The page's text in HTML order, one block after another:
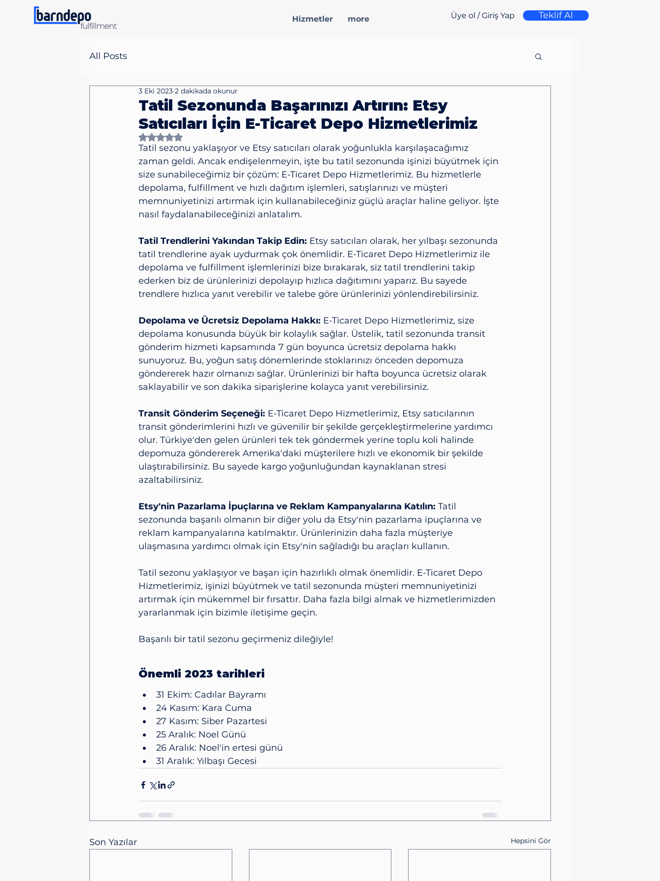
Hizmetler more Üye ol / Giriş Yap Teklif Al
All Posts
Tatil Sezonunda Başarınızı Artırın: Etsy
Satıcıları İçin E-Ticaret Depo Hizmetlerimiz
3 Eki 2023 2 dakikada okunur
5 üzerinden NaN yıldız
Tatil sezonu yaklaşıyor ve Etsy satıcıları olarak yoğunlukla karşılaşacağımız
zaman geldi. Ancak endişelenmeyin, işte bu tatil sezonunda işinizi büyütmek için
size sunabileceğimiz bir çözüm: E-Ticaret Depo Hizmetlerimiz. Bu hizmetlerle
depolama, fulfillment ve hızlı dağıtım işlemleri, satışlarınızı ve müşteri
memnuniyetinizi artırmak için kullanabileceğiniz güçlü araçlar haline geliyor. İşte
nasıl faydalanabileceğinizi anlatalım.
Tatil Trendlerini Yakından Takip Edin: Etsy satıcıları olarak, her yılbaşı sezonunda
tatil trendlerine ayak uydurmak çok önemlidir. E-Ticaret Depo Hizmetlerimiz ile
depolama ve fulfillment işlemlerinizi bize bırakarak, siz tatil trendlerini takip
ederken biz de ürünlerinizi depolayıp hızlıca dağıtımını yaparız. Bu sayede
trendlere hızlıca yanıt verebilir ve talebe göre ürünlerinizi yönlendirebilirsiniz.
Depolama ve Ücretsiz Depolama Hakkı: E-Ticaret Depo Hizmetlerimiz, size
depolama konusunda büyük bir kolaylık sağlar. Üstelik, tatil sezonunda transit
gönderim hizmeti kapsamında 7 gün boyunca ücretsiz depolama hakkı
sunuyoruz. Bu, yoğun satış dönemlerinde stoklarınızı önceden depomuza
göndererek hazır olmanızı sağlar. Ürünlerinizi bir hafta boyunca ücretsiz olarak
saklayabilir ve son dakika siparişlerine kolayca yanıt verebilirsiniz.
Transit Gönderim Seçeneği: E-Ticaret Depo Hizmetlerimiz, Etsy satıcılarının
transit gönderimlerini hızlı ve güvenilir bir şekilde gerçekleştirmelerine yardımcı
olur. Türkiye'den gelen ürünleri tek tek göndermek yerine toplu koli halinde
depomuza göndererek Amerika'daki müşterilere hızlı ve ekonomik bir şekilde
ulaştırabilirsiniz. Bu sayede kargo yoğunluğundan kaynaklanan stresi
azaltabilirsiniz.
Etsy'nin Pazarlama İpuçlarına ve Reklam Kampanyalarına Katılın: Tatil
sezonunda başarılı olmanın bir diğer yolu da Etsy'nin pazarlama ipuçlarına ve
reklam kampanyalarına katılmaktır. Ürünlerinizin daha fazla müşteriye
ulaşmasına yardımcı olmak için Etsy'nin sağladığı bu araçları kullanın.
Tatil sezonu yaklaşıyor ve başarı için hazırlıklı olmak önemlidir. E-Ticaret Depo
Hizmetlerimiz, işinizi büyütmek ve tatil sezonunda müşteri memnuniyetinizi
artırmak için mükemmel bir fırsattır. Daha fazla bilgi almak ve hizmetlerimizden
yararlanmak için bizimle iletişime geçin.
Başarılı bir tatil sezonu geçirmeniz dileğiyle!
Önemli 2023 tarihleri
31 Ekim: Cadılar Bayramı
24 Kasım: Kara Cuma
27 Kasım: Siber Pazartesi
25 Aralık: Noel Günü
26 Aralık: Noel'in ertesi günü
31 Aralık: Yılbaşı Gecesi
Son Yazılar Hepsini Gör